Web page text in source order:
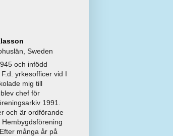
Sweden
och infödd
yrkesofficer vid I
mig till
chef för
1991.
och är ordförande
många år på